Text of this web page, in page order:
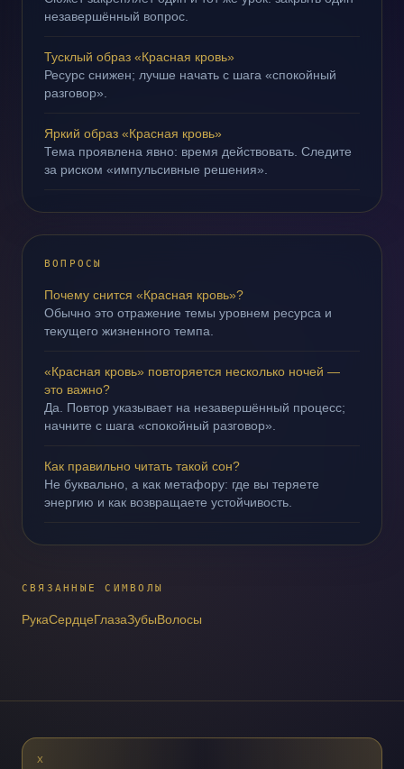
незавершённый вопрос.
Тусклый образ «Красная кровь»
Ресурс снижен; лучше начать с шага «спокойный
разговор».
Яркий образ «Красная кровь»
Тема проявлена явно: время действовать. Следите
за риском «импульсивные решения».
ВОПРОСЫ
Почему снится «Красная кровь»?
Обычно это отражение темы уровнем ресурса и
текущего жизненного темпа.
«Красная кровь» повторяется несколько ночей —
это важно?
Да. Повтор указывает на незавершённый процесс;
начните с шага «спокойный разговор».
Как правильно читать такой сон?
Не буквально, а как метафору: где вы теряете
энергию и как возвращаете устойчивость.
СВЯЗАННЫЕ СИМВОЛЫ
РукаСердцеГлазаЗубыВолосы
X